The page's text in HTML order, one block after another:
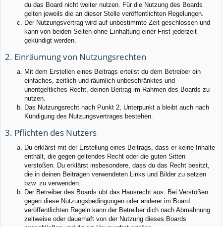
du das Board nicht weiter nutzen. Für die Nutzung des Boards
gelten jeweils die an dieser Stelle veröffentlichten Regelungen.
Der Nutzungsvertrag wird auf unbestimmte Zeit geschlossen und
kann von beiden Seiten ohne Einhaltung einer Frist jederzeit
gekündigt werden.
2. Einräumung von Nutzungsrechten
Mit dem Erstellen eines Beitrags erteilst du dem Betreiber ein
einfaches, zeitlich und räumlich unbeschränktes und
unentgeltliches Recht, deinen Beitrag im Rahmen des Boards zu
nutzen.
Das Nutzungsrecht nach Punkt 2, Unterpunkt a bleibt auch nach
Kündigung des Nutzungsvertrages bestehen.
3. Pflichten des Nutzers
Du erklärst mit der Erstellung eines Beitrags, dass er keine Inhalte
enthält, die gegen geltendes Recht oder die guten Sitten
verstoßen. Du erklärst insbesondere, dass du das Recht besitzt,
die in deinen Beiträgen verwendeten Links und Bilder zu setzen
bzw. zu verwenden.
Der Betreiber des Boards übt das Hausrecht aus. Bei Verstößen
gegen diese Nutzungsbedingungen oder anderer im Board
veröffentlichten Regeln kann der Betreiber dich nach Abmahnung
zeitweise oder dauerhaft von der Nutzung dieses Boards